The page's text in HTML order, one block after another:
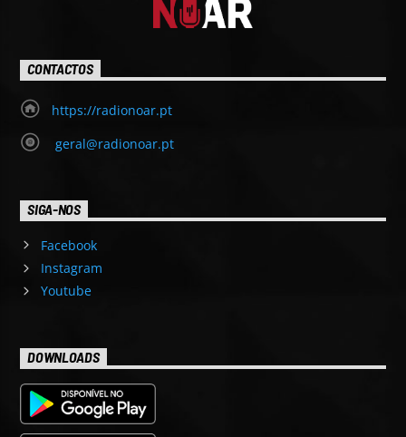
CONTACTOS
https://radionoar.pt
geral@radionoar.pt
SIGA-NOS
Facebook
Instagram
Youtube
DOWNLOADS